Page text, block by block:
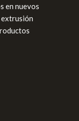
en nuevos